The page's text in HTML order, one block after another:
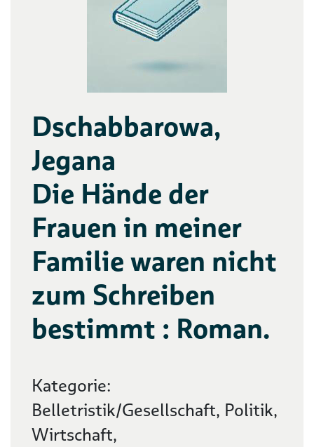
Dschabbarowa,
Jegana
Die Hände der
Frauen in meiner
Familie waren nicht
zum Schreiben
bestimmt : Roman.
Kategorie:
Belletristik/Gesellschaft, Politik,
Wirtschaft,